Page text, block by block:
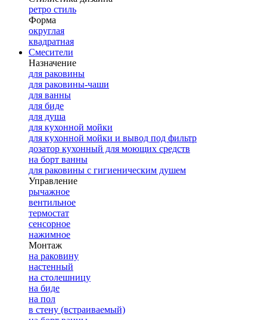
ретро стиль
Форма
округлая
квадратная
Смесители
Назначение
для раковины
для раковины-чаши
для ванны
для биде
для душа
для кухонной мойки
для кухонной мойки и вывод под фильтр
дозатор кухонный для моющих средств
на борт ванны
для раковины с гигиеническим душем
Управление
рычажное
вентильное
термостат
сенсорное
нажимное
Монтаж
на раковину
настенный
на столешницу
на биде
на пол
в стену (встраиваемый)